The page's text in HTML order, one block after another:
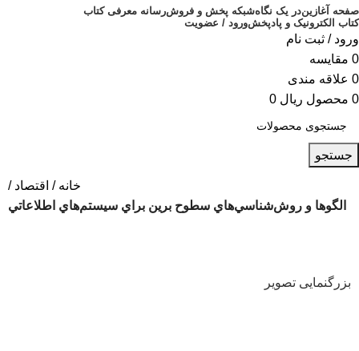
صفحه آغازیندر یک نگاهشبکه پخش و فروشرسانه معرفی کتاب
کتاب الکترونیک و پادپخشورود / عضویت
ورود / ثبت نام
0 مقایسه
0 علاقه مندی
0 محصول ریال
جستجو
خانه
اقتصاد
الگوها و روش‌شناسي‌هاي سطوح برين براي سيستم‌هاي اطلاعاتي
بزرگنمایی تصویر